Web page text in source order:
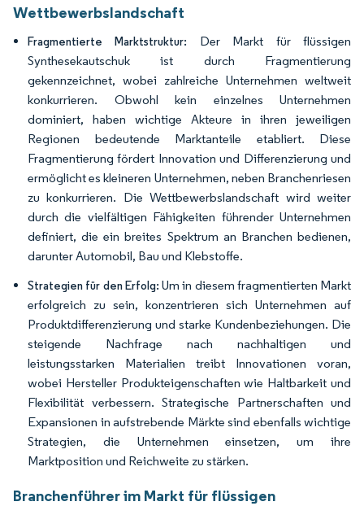
Wettbewerbslandschaft
Fragmentierte Marktstruktur:
Der Markt für flüssigen
Synthesekautschuk ist durch Fragmentierung
gekennzeichnet, wobei zahlreiche Unternehmen weltweit
konkurrieren. Obwohl kein einzelnes Unternehmen
dominiert, haben wichtige Akteure in ihren jeweiligen
Regionen bedeutende Marktanteile etabliert. Diese
Fragmentierung fördert Innovation und Differenzierung und
ermöglicht es kleineren Unternehmen, neben Branchenriesen
zu konkurrieren. Die Wettbewerbslandschaft wird weiter
durch die vielfältigen Fähigkeiten führender Unternehmen
definiert, die ein breites Spektrum an Branchen bedienen,
darunter Automobil, Bau und Klebstoffe.
Strategien für den Erfolg: Um in diesem fragmentierten Markt
erfolgreich zu sein, konzentrieren sich Unternehmen auf
Produktdifferenzierung und starke Kundenbeziehungen. Die
steigende Nachfrage nach nachhaltigen und
leistungsstarken Materialien treibt Innovationen voran,
wobei Hersteller Produkteigenschaften wie Haltbarkeit und
Flexibilität verbessern. Strategische Partnerschaften und
Expansionen in aufstrebende Märkte sind ebenfalls wichtige
Strategien, die Unternehmen einsetzen, um ihre
Marktposition und Reichweite zu stärken.
Branchenführer im Markt für flüssigen